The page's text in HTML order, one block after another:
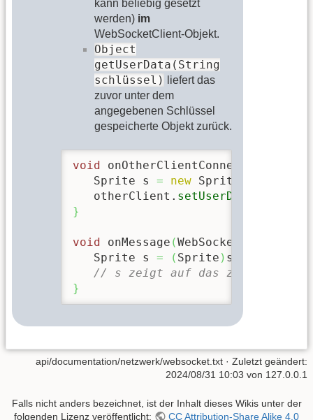
kann beliebig gesetzt
werden) im
WebSocketClient-Objekt.
Object
getUserData(String
schlüssel)
liefert das
zuvor unter dem
angegebenen Schlüssel
gespeicherte Objekt zurück.
void onOtherClientConnected
   Sprite s
= new Sprite
   otherClient.
setUserData
}
void onMessage (WebSocketClient
   Sprite s
= ( Sprite ) sender.
// s zeigt auf das zuvor
}
api/documentation/netzwerk/websocket.txt · Zuletzt geändert:
2024/08/31 10:03 von 127.0.0.1
Falls nicht anders bezeichnet, ist der Inhalt dieses Wikis unter der
folgenden Lizenz veröffentlicht:
CC Attribution-Share Alike 4.0